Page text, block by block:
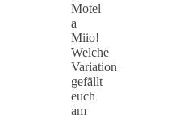
Motel
a
Miio!
Welche
Variation
gefällt
euch
am